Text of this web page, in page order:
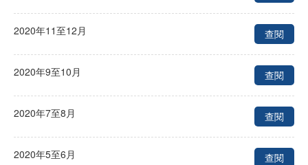
2020年11至12月 查閱
2020年9至10月 查閱
2020年7至8月 查閱
2020年5至6月 查閱